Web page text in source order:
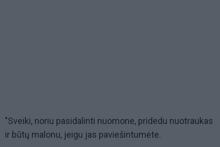
"Sveiki, noriu pasidalinti nuomone, pridedu nuotraukas
ir būtų malonu, jeigu jas paviešintumėte.